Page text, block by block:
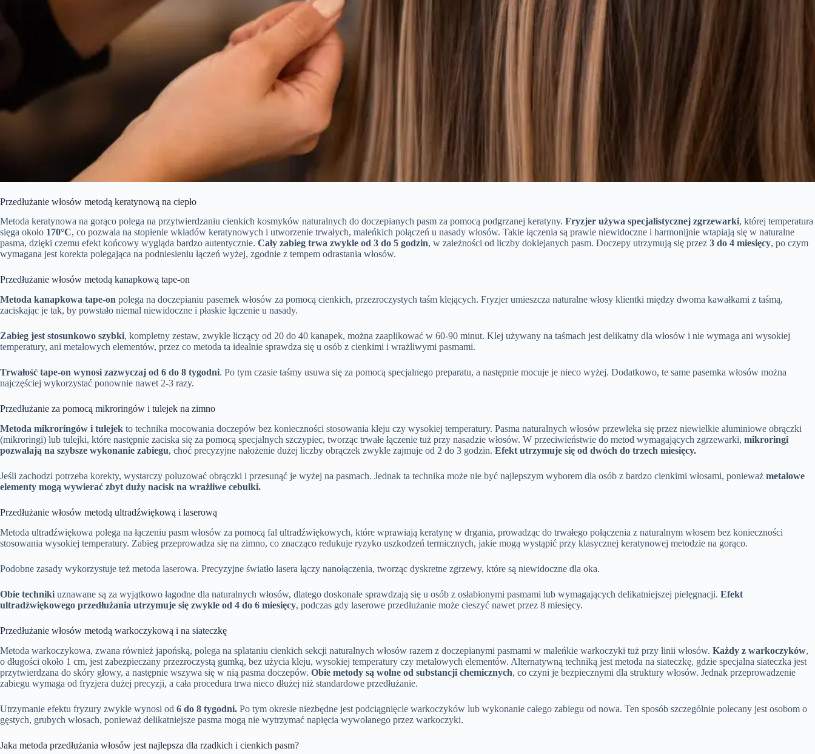
Przedłużanie włosów metodą keratynową na ciepło
Metoda keratynowa na gorąco polega na przytwierdzaniu cienkich kosmyków naturalnych do doczepianych pasm za pomocą podgrzanej keratyny. Fryzjer używa specjalistycznej zgrzewarki, której temperatura
sięga około 170°C, co pozwala na stopienie wkładów keratynowych i utworzenie trwałych, maleńkich połączeń u nasady włosów. Takie łączenia są prawie niewidoczne i harmonijnie wtapiają się w naturalne
pasma, dzięki czemu efekt końcowy wygląda bardzo autentycznie. Cały zabieg trwa zwykle od 3 do 5 godzin, w zależności od liczby doklejanych pasm. Doczepy utrzymują się przez 3 do 4 miesięcy, po czym
wymagana jest korekta polegająca na podniesieniu łączeń wyżej, zgodnie z tempem odrastania włosów.
Przedłużanie włosów metodą kanapkową tape-on
Metoda kanapkowa tape-on polega na doczepianiu pasemek włosów za pomocą cienkich, przezroczystych taśm klejących. Fryzjer umieszcza naturalne włosy klientki między dwoma kawałkami z taśmą,
zaciskając je tak, by powstało niemal niewidoczne i płaskie łączenie u nasady.
Zabieg jest stosunkowo szybki, kompletny zestaw, zwykle liczący od 20 do 40 kanapek, można zaaplikować w 60-90 minut. Klej używany na taśmach jest delikatny dla włosów i nie wymaga ani wysokiej
temperatury, ani metalowych elementów, przez co metoda ta idealnie sprawdza się u osób z cienkimi i wrażliwymi pasmami.
Trwałość tape-on wynosi zazwyczaj od 6 do 8 tygodni. Po tym czasie taśmy usuwa się za pomocą specjalnego preparatu, a następnie mocuje je nieco wyżej. Dodatkowo, te same pasemka włosów można
najczęściej wykorzystać ponownie nawet 2-3 razy.
Przedłużanie za pomocą mikroringów i tulejek na zimno
Metoda mikroringów i tulejek to technika mocowania doczepów bez konieczności stosowania kleju czy wysokiej temperatury. Pasma naturalnych włosów przewleka się przez niewielkie aluminiowe obrączki
(mikroringi) lub tulejki, które następnie zaciska się za pomocą specjalnych szczypiec, tworząc trwałe łączenie tuż przy nasadzie włosów. W przeciwieństwie do metod wymagających zgrzewarki, mikroringi
pozwalają na szybsze wykonanie zabiegu, choć precyzyjne nałożenie dużej liczby obrączek zwykle zajmuje od 2 do 3 godzin. Efekt utrzymuje się od dwóch do trzech miesięcy.
Jeśli zachodzi potrzeba korekty, wystarczy poluzować obrączki i przesunąć je wyżej na pasmach. Jednak ta technika może nie być najlepszym wyborem dla osób z bardzo cienkimi włosami, ponieważ metalowe
elementy mogą wywierać zbyt duży nacisk na wrażliwe cebulki.
Przedłużanie włosów metodą ultradźwiękową i laserową
Metoda ultradźwiękowa polega na łączeniu pasm włosów za pomocą fal ultradźwiękowych, które wprawiają keratynę w drgania, prowadząc do trwałego połączenia z naturalnym włosem bez konieczności
stosowania wysokiej temperatury. Zabieg przeprowadza się na zimno, co znacząco redukuje ryzyko uszkodzeń termicznych, jakie mogą wystąpić przy klasycznej keratynowej metodzie na gorąco.
Podobne zasady wykorzystuje też metoda laserowa. Precyzyjne światło lasera łączy nanołączenia, tworząc dyskretne zgrzewy, które są niewidoczne dla oka.
Obie techniki uznawane są za wyjątkowo łagodne dla naturalnych włosów, dlatego doskonale sprawdzają się u osób z osłabionymi pasmami lub wymagających delikatniejszej pielęgnacji. Efekt
ultradźwiękowego przedłużania utrzymuje się zwykle od 4 do 6 miesięcy, podczas gdy laserowe przedłużanie może cieszyć nawet przez 8 miesięcy.
Przedłużanie włosów metodą warkoczykową i na siateczkę
Metoda warkoczykowa, zwana również japońską, polega na splataniu cienkich sekcji naturalnych włosów razem z doczepianymi pasmami w maleńkie warkoczyki tuż przy linii włosów. Każdy z warkoczyków,
o długości około 1 cm, jest zabezpieczany przezroczystą gumką, bez użycia kleju, wysokiej temperatury czy metalowych elementów. Alternatywną techniką jest metoda na siateczkę, gdzie specjalna siateczka jest
przytwierdzana do skóry głowy, a następnie wszywa się w nią pasma doczepów. Obie metody są wolne od substancji chemicznych, co czyni je bezpiecznymi dla struktury włosów. Jednak przeprowadzenie
zabiegu wymaga od fryzjera dużej precyzji, a cała procedura trwa nieco dłużej niż standardowe przedłużanie.
Utrzymanie efektu fryzury zwykle wynosi od 6 do 8 tygodni. Po tym okresie niezbędne jest podciągnięcie warkoczyków lub wykonanie całego zabiegu od nowa. Ten sposób szczególnie polecany jest osobom o
gęstych, grubych włosach, ponieważ delikatniejsze pasma mogą nie wytrzymać napięcia wywołanego przez warkoczyki.
Jaka metoda przedłużania włosów jest najlepsza dla rzadkich i cienkich pasm?